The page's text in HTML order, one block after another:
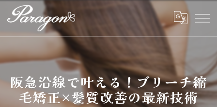
阪急沿線で叶える！ブリーチ縮
毛矯正×髪質改善の最新技術